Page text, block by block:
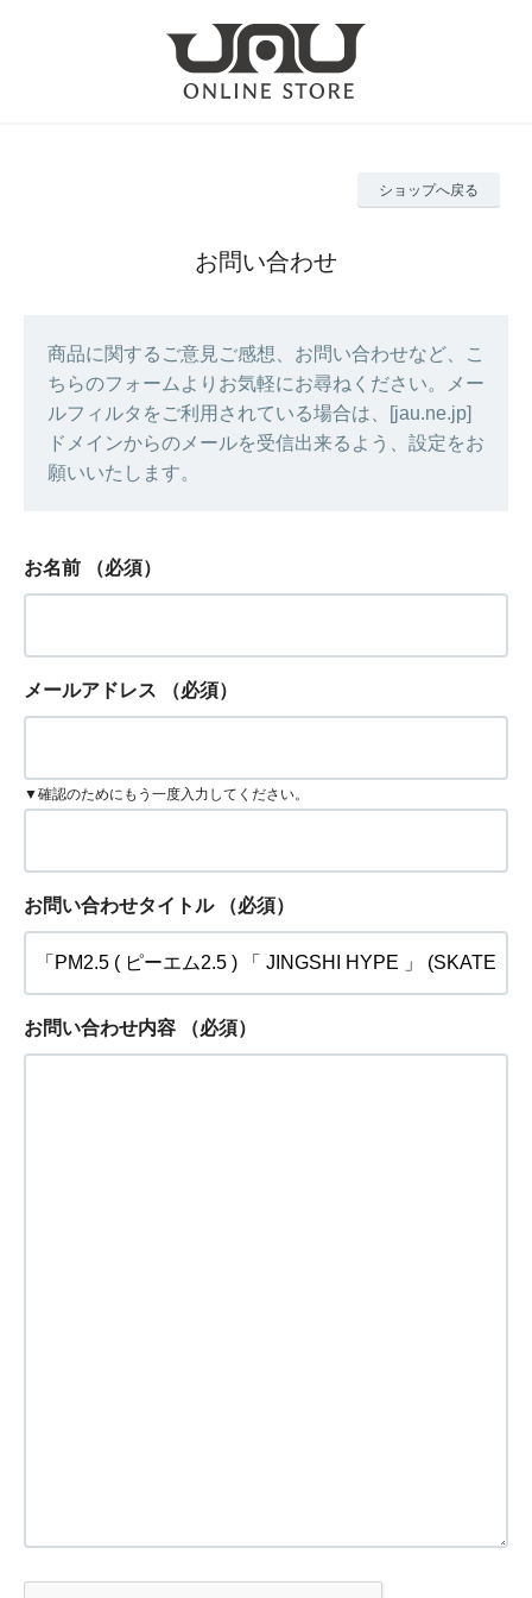
ショップへ戻る
お問い合わせ
商品に関するご意見ご感想、お問い合わせなど、こ
ちらのフォームよりお気軽にお尋ねください。メー
ルフィルタをご利用されている場合は、[jau.ne.jp]
ドメインからのメールを受信出来るよう、設定をお
願いいたします。
お名前 （必須）
メールアドレス （必須）
▼確認のためにもう一度入力してください。
お問い合わせタイトル （必須）
お問い合わせ内容 （必須）